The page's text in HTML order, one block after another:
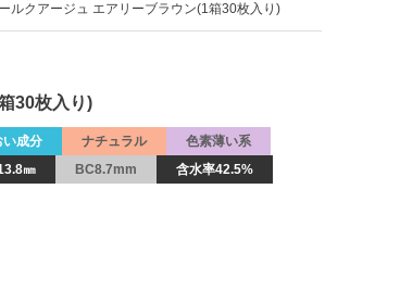
ルクアージュ エアリーブラウン(1箱30枚入り)
30枚入り)
い成分 ナチュラル
色素薄い系
㎜ BC8.7mm
含水率42.5%